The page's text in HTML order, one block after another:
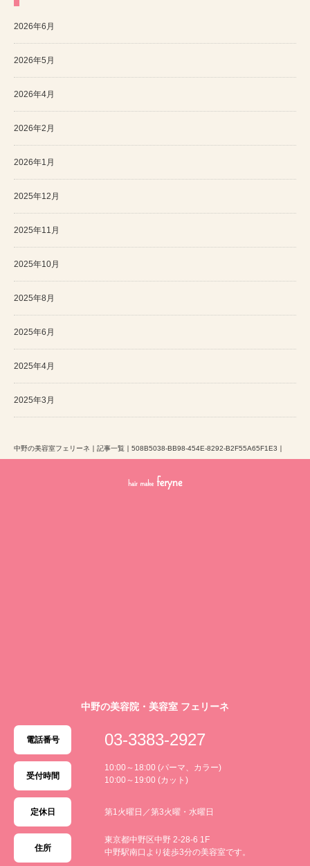
2026年6月
2026年5月
2026年4月
2026年2月
2026年1月
2025年12月
2025年11月
2025年10月
2025年8月
2025年6月
2025年4月
2025年3月
中野の美容室フェリーネ ｜ 記事一覧 ｜ 508B5038-BB98-454E-8292-B2F55A65F1E3 ｜
中野の美容院・美容室 フェリーネ
電話番号 03-3383-2927
受付時間
10:00～18:00 (パーマ、カラー)
10:00～19:00 (カット)
定休日 第1火曜日／第3火曜・水曜日
住所
東京都中野区中野 2-28-6 1F
中野駅南口より徒歩3分の美容室です。